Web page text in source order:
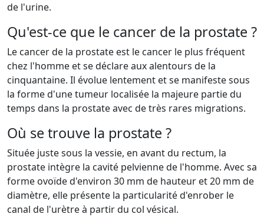
de l'urine.
Qu'est-ce que le cancer de la prostate ?
Le cancer de la prostate est le cancer le plus fréquent
chez l'homme et se déclare aux alentours de la
cinquantaine. Il évolue lentement et se manifeste sous
la forme d'une tumeur localisée la majeure partie du
temps dans la prostate avec de très rares migrations.
Où se trouve la prostate ?
Située juste sous la vessie, en avant du rectum, la
prostate intègre la cavité pelvienne de l'homme. Avec sa
forme ovoïde d'environ 30 mm de hauteur et 20 mm de
diamètre, elle présente la particularité d'enrober le
canal de l'urètre à partir du col vésical.